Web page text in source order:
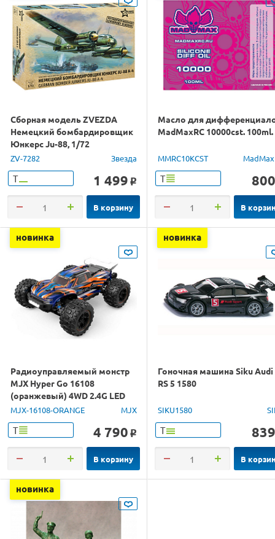
Сборная модель ZVEZDA
Немецкий бомбардировщик
Юнкерс Ju-88, 1/72
ZV-7282 Звезда
Т 1 499 o
В корзину
Масло для
MadMaxRC 10000cst. 100ml.
MMRC10KCST
Т 800
В
новинка
Радиоуправляемый монстр
MJX Hyper Go 16108
(оранжевый) 4WD 2.4G LED
1/16 RTR
MJX-16108-ORANGE MJX
Т 4 790 o
В корзину
новинка
Гоночная машина Siku Audi
RS 5 1580
SIKU1580
Т 839
В
новинка